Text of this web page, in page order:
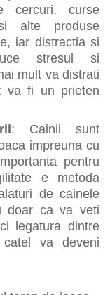
cercuri, curse
alte produse
iar distractia si
stresul si
mult va distrati
va fi un prieten
: Cainii sunt
impreuna cu
pentru
e metoda
de cainele
doar ca va veti
legatura dintre
catel va deveni